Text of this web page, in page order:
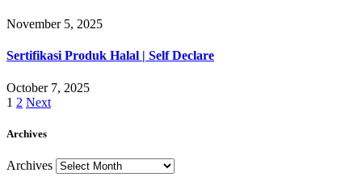
November 5, 2025
Sertifikasi Produk Halal | Self Declare
October 7, 2025
1 2 Next
Archives
Archives